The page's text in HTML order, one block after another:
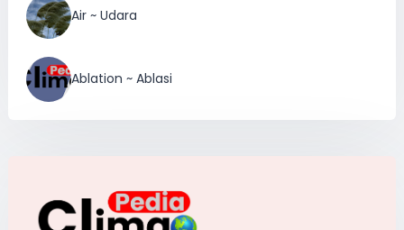
Air ~ Udara
Ablation ~ Ablasi